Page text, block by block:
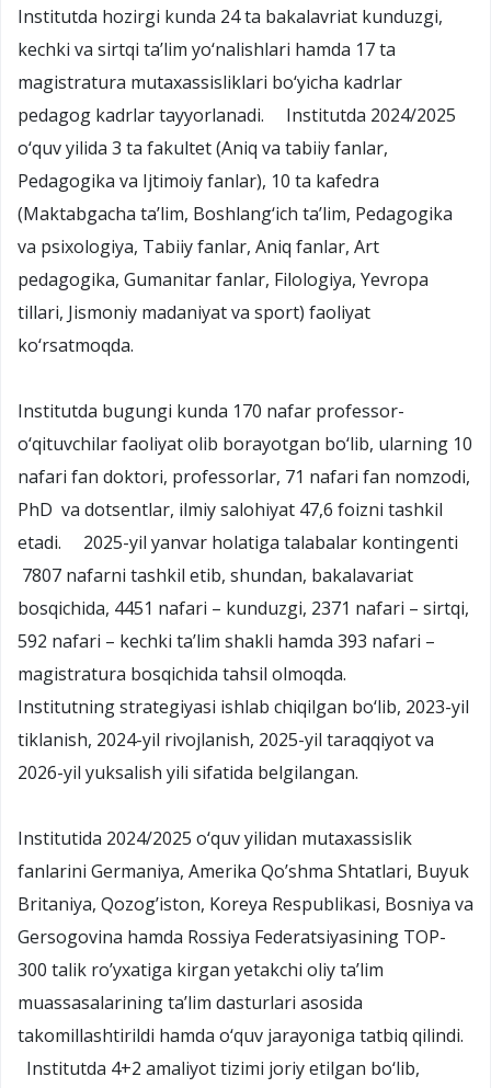
Institutda hozirgi kunda 24 ta bakalavriat kunduzgi,
kechki va sirtqi ta’lim yo‘nalishlari hamda 17 ta
magistratura mutaxassisliklari bo‘yicha kadrlar
pedagog kadrlar tayyorlanadi. Institutda 2024/2025
o‘quv yilida 3 ta fakultet (Aniq va tabiiy fanlar,
Pedagogika va Ijtimoiy fanlar), 10 ta kafedra
(Maktabgacha ta’lim, Boshlang‘ich ta’lim, Pedagogika
va psixologiya, Tabiiy fanlar, Aniq fanlar, Art
pedagogika, Gumanitar fanlar, Filologiya, Yevropa
tillari, Jismoniy madaniyat va sport) faoliyat
ko‘rsatmoqda.
Institutda bugungi kunda 170 nafar professor-
o‘qituvchilar faoliyat olib borayotgan bo‘lib, ularning 10
nafari fan doktori, professorlar, 71 nafari fan nomzodi,
PhD va dotsentlar, ilmiy salohiyat 47,6 foizni tashkil
etadi. 2025-yil yanvar holatiga talabalar kontingenti
7807 nafarni tashkil etib, shundan, bakalavariat
bosqichida, 4451 nafari – kunduzgi, 2371 nafari – sirtqi,
592 nafari – kechki ta’lim shakli hamda 393 nafari –
magistratura bosqichida tahsil olmoqda.
Institutning strategiyasi ishlab chiqilgan bo‘lib, 2023-yil
tiklanish, 2024-yil rivojlanish, 2025-yil taraqqiyot va
2026-yil yuksalish yili sifatida belgilangan.
Institutida 2024/2025 o‘quv yilidan mutaxassislik
fanlarini Germaniya, Amerika Qo’shma Shtatlari, Buyuk
Britaniya, Qozog’iston, Koreya Respublikasi, Bosniya va
Gersogovina hamda Rossiya Federatsiyasining TOP-
300 talik ro’yxatiga kirgan yetakchi oliy ta’lim
muassasalarining ta’lim dasturlari asosida
takomillashtirildi hamda o‘quv jarayoniga tatbiq qilindi.
Institutda 4+2 amaliyot tizimi joriy etilgan bo‘lib,